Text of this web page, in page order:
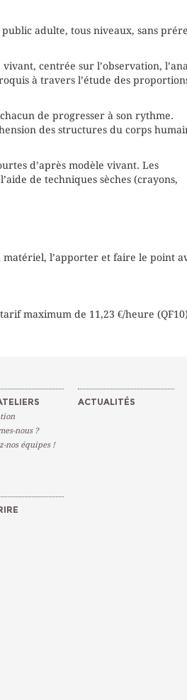
public adulte, tous niveaux, sans
centrée sur l’observation,
à travers l’étude des
de progresser à son rythme.
des structures du corps
d’après modèle vivant. Les
de techniques sèches (crayons,
l’apporter et faire le point
maximum de 11,23 €/heure (QF10)
nous ?
nos équipes !
ACTUALITÉS